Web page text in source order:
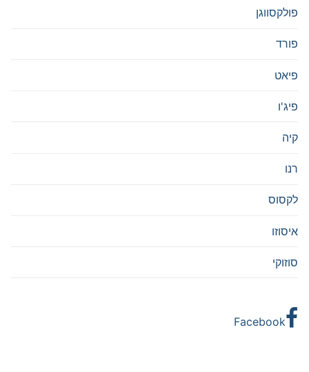
פולקסווגן
פורד
פיאט
פיג'ו
קיה
רנו
לקסוס
איסוזו
סוזוקי
Facebook